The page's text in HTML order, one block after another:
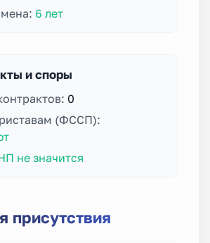
6 лет
и споры
0
(ФССП):
не значится
присутствия